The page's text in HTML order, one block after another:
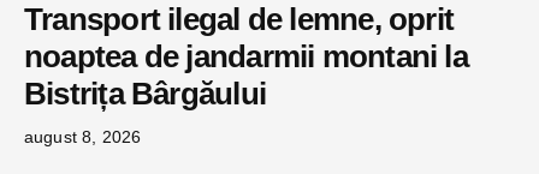
Transport ilegal de lemne, oprit
noaptea de jandarmii montani la
Bistrița Bârgăului
august 8, 2026